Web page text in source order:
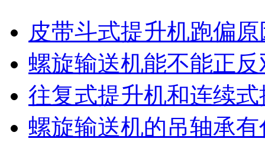
皮带斗式提升机跑偏
螺旋输送机能不能正反
往复式提升机和连续
螺旋输送机的吊轴承